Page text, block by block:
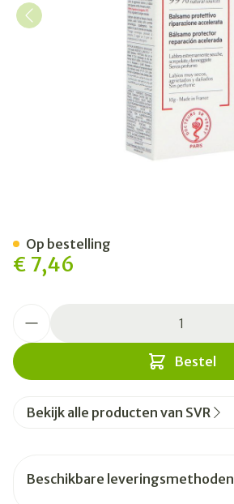
€ 7,46
Bestel
Op bestelling
Bekijk alle producten van SVR
Beschikbare leveringsmethoden